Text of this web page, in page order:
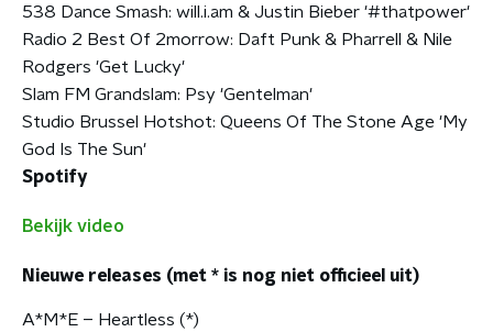
538 Dance Smash: will.i.am & Justin Bieber '#thatpower'
Radio 2 Best Of 2morrow: Daft Punk & Pharrell & Nile
Rodgers 'Get Lucky'
Slam FM Grandslam: Psy 'Gentelman'
Studio Brussel Hotshot: Queens Of The Stone Age 'My
God Is The Sun'
Spotify
Bekijk video
Nieuwe releases (met * is nog niet officieel uit)
A*M*E – Heartless (*)